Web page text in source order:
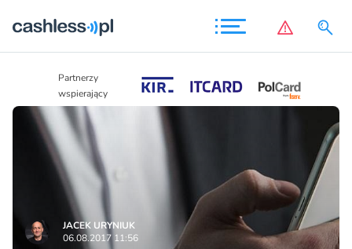
Partnerzy
wspierający
JACEK URYNIUK
06.08.2017 11:56